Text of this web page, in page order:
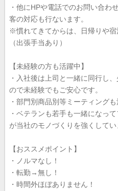
・他にHPや電話でのお問い合わ
客の対応も行ないます。
※慣れてきてからは、日帰りや宿
（出張手当あり）
【未経験の方も活躍中】
・入社後は上司と一緒に同行し
ので未経験でもご安心です。
・部門別商品別等ミーティングも
・ベテランも若手も一緒になっ
が当社のモノづくりを強くしてい
【おススメポイント】
・ノルマなし！
・転勤→無し！
・時間外ほぼありません！